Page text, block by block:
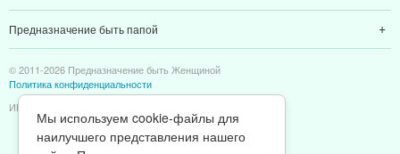
Предназначение быть папой
© 2011-2026 Предназначение быть Женщиной
Политика конфиденциальности
ИП Валяев А. В. | ИНН 380111808709
Мы используем cookie-файлы для
наилучшего представления нашего